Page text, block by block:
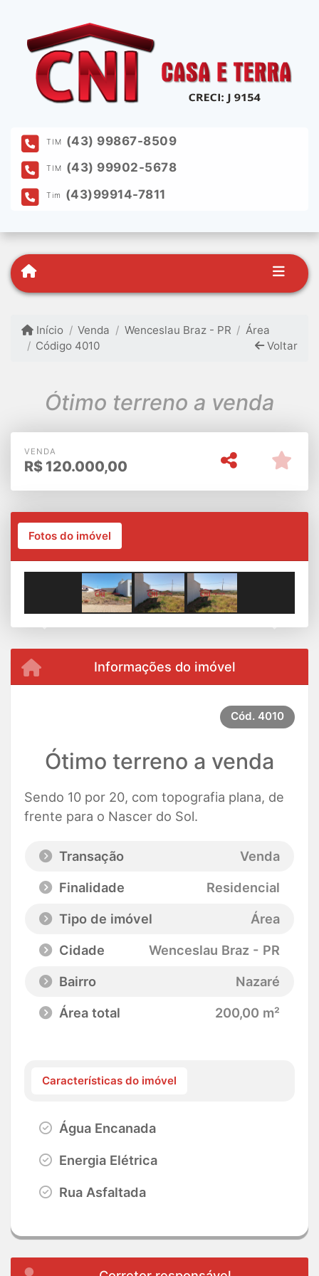
TIM (43) 99867-8509
TIM (43) 99902-5678
Tim (43)99914-7811
Início Venda Wenceslau Braz - PR
Área
Código 4010
Voltar
Ótimo terreno a venda
VENDA
R$ 120.000,00
Fotos do imóvel
Informações do imóvel
Cód. 4010
Ótimo terreno a venda
Sendo 10 por 20, com topografia plana, de
frente para o Nascer do Sol.
Transação
Venda
Finalidade
Residencial
Tipo de imóvel
Área
Cidade
Wenceslau Braz - PR
Bairro
Nazaré
Área total
200,00 m²
Características do imóvel
Água Encanada
Energia Elétrica
Rua Asfaltada